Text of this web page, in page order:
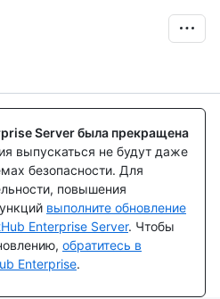
Server была прекращена
выпускаться не будут даже
безопасности. Для
повышения
выполните обновление
Enterprise Server. Чтобы
обратитесь в
Enterprise.